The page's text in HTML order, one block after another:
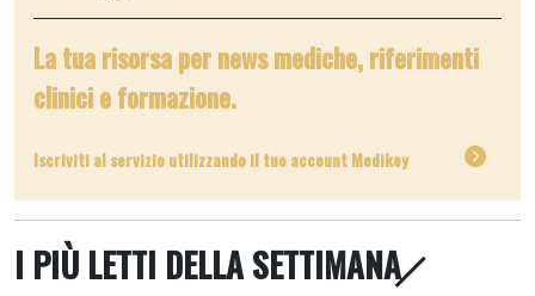
La tua risorsa per news mediche, riferimenti
clinici e formazione.
Iscriviti al servizio utilizzando il tuo account Medikey
I PIÙ LETTI DELLA SETTIMANA